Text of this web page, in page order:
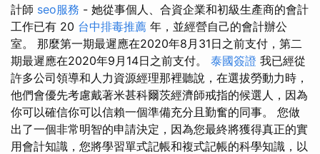
計師 seo服務 - 她從事個人、合資企業和初級生產商的會計
工作已有 20 台中排毒推薦 年，並經營自己的會計辦公
室。 那麼第一期最遲應在2020年8月31日之前支付，第二
期最遲應在2020年9月14日之前支付。 泰國簽證 我已經從
許多公司領導和人力資源經理那裡聽說，在選拔勞動力時，
他們會優先考慮戴著米甚科爾茨經濟師戒指的候選人，因為
你可以確信你可以信賴一個準備充分且勤奮的同事。 您做
出了一個非常明智的申請決定，因為您最終將獲得真正的實
用會計知識，您將學習單式記帳和複式記帳的科學知識，以